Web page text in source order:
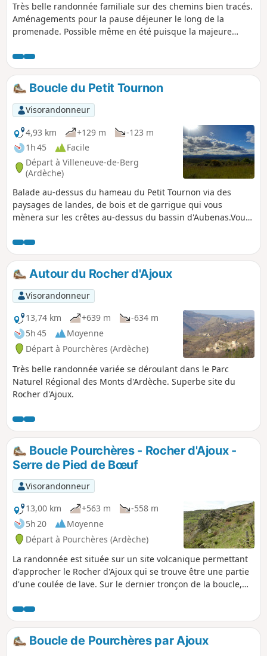
Très belle randonnée familiale sur des chemins bien tracés.
Aménagements pour la pause déjeuner le long de la
promenade. Possible même en été puisque la majeure
Boucle du Petit Tournon
Visorandonneur
4,93 km
+129 m
-123 m
1h 45
Facile
Départ à Villeneuve-de-Berg
(Ardèche)
Balade au-dessus du hameau du Petit Tournon via des
paysages de landes, de bois et de garrigue qui vous
mènera sur les crêtes au-dessus du bassin d'Aubenas.Vous
ardéchoises et sur le Mont Lozère au Sud-Ouest, sur le
Massif du Tanargue à l'Ouest, sur les contreforts du plateau
ardéchois au Nord-Ouest ainsi que sur le plateau du Coiron
au Nord.Autour du Rocher d'Ajoux
Visorandonneur
13,74 km
+639 m
-634 m
5h 45
Moyenne
Départ à Pourchères (Ardèche)
Très belle randonnée variée se déroulant dans le Parc
Naturel Régional des Monts d'Ardèche. Superbe site du
Rocher d'Ajoux.
Boucle Pourchères - Rocher d'Ajoux -
Serre de Pied de Bœuf
Visorandonneur
13,00 km
+563 m
-558 m
5h 20
Moyenne
Départ à Pourchères (Ardèche)
La randonnée est située sur un site volcanique permettant
d'approcher le Rocher d'Ajoux qui se trouve être une partie
d'une coulée de lave. Sur le dernier tronçon de la boucle,
les Alpes.
Boucle de Pourchères par Ajoux